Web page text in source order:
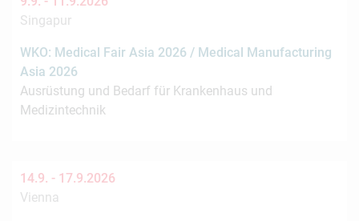
Singapur
WKO: Medical Fair Asia 2026 / Medical Manufacturing
Asia 2026
Ausrüstung und Bedarf für Krankenhaus und
Medizintechnik
14.9. - 17.9.2026
Vienna